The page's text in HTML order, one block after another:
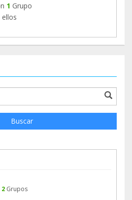
1 Grupo
ellos
Buscar
2 Grupos